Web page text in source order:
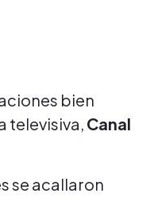
bien
televisiva,Canal
se acallaron